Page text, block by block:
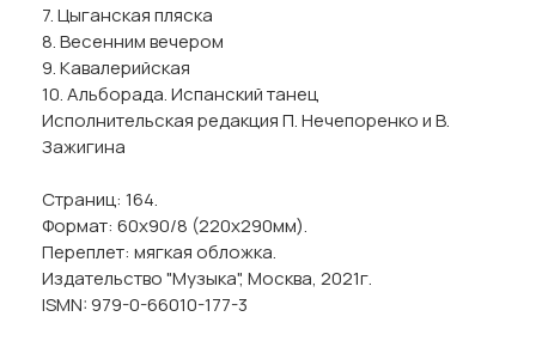
7. Цыганская пляска
8. Весенним вечером
9. Кавалерийская
10. Альборада. Испанский танец
Исполнительская редакция П. Нечепоренко и В.
Зажигина
Страниц: 164.
Формат: 60х90/8 (220х290мм).
Переплет: мягкая обложка.
Издательство "Музыка", Москва, 2021г.
ISMN: 979-0-66010-177-3